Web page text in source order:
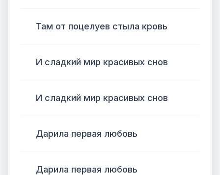
Там от поцелуев стыла кровь
И сладкий мир красивых снов
И сладкий мир красивых снов
Дарила первая любовь
Дарила первая любовь